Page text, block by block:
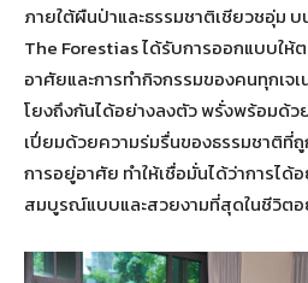
ภายใต้ผืนป่าและธรรมชาติเชียวชอุ่ม
The Forestias ได้รับการออกแบบใ
อาศัยและการทำกิจกรรมของคนทุกเจ
โยงถึงกันได้อย่างลงตัว พรั่งพร้อมด้ว
เปี่ยมด้วยความร่มรื่นของธรรมชาติที่
การอยู่อาศัย ทำให้เชื่อมั่นได้ว่าการได้
สมบูรณ์แบบและสวยงามที่สุดในชีวิตอ